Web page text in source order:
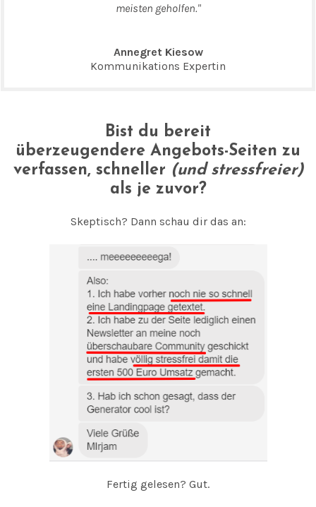
meisten geholfen."
Annegret Kiesow
Kommunikations Expertin
Bist du bereit
überzeugendere Angebots-Seiten zu
verfassen, schneller (und stressfreier)
als je zuvor?
Skeptisch? Dann schau dir das an:
Fertig gelesen? Gut.